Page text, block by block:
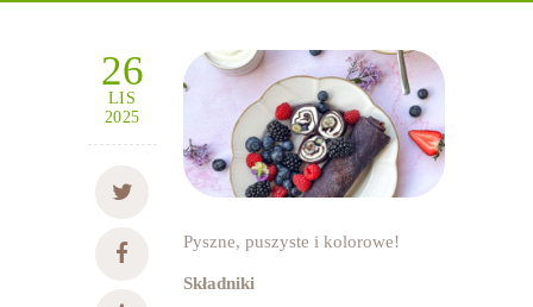
26
LIS
2025
Pyszne, puszyste i kolorowe!
Składniki